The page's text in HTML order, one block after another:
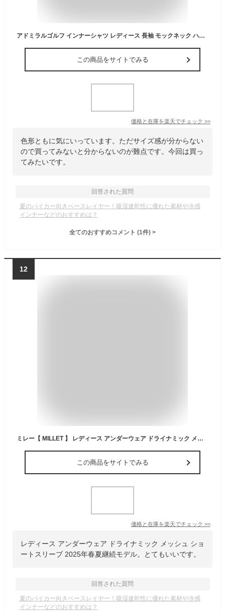
アドミラルゴルフ インナーシャツ レディース 長袖 モックネック ハイネック 吸水速乾 UVカット ストレッチ アンダーシャツ ベースレイヤー インナー ゴルフウェア ブランド 無地 シンプル 春 夏 秋 ADLA348 Admiral
この商品をサイトでみる
価格と在庫を楽天でチェック >>
色形ともに気にいっています。ただサイズ感が分からない
ので買ってみないと分からないのが難点です。今回は買っ
てみたいです。
回答された質問
夏のバイカー向きベースレイヤー！吸湿速乾性に優れた素材や冷感
インナーなどのおすすめは？
全てのおすすめコメント (1件) >
12
ミレー【 MILLET 】 レディース アンダーウェア ドライナミック メッシュ ショートスリーブ 2025年春夏継続モデル 【 MIV01278 ベースレイヤー アンダー インナー 下着 女性 アウトドア 登山 】【翌日配達対象】【メール便は翌日配達不可】[M便 1/1][自社]
この商品をサイトでみる
価格と在庫を楽天でチェック >>
レディース アンダーウェア ドライナミック メッシュ ショ
ートスリーブ 2025年春夏継続モデル。とてもいいです。
回答された質問
夏のバイカー向きベースレイヤー！吸湿速乾性に優れた素材や冷感
インナーなどのおすすめは？